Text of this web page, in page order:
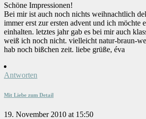
Schöne Impressionen!
Bei mir ist auch noch nichts weihnachtlich
immer erst zur ersten advent und ich möchte
einhalten. letztes jahr gab es bei mir auch
weiß ich noch nicht. vielleicht natur-braun-
hab noch bißchen zeit. liebe grüße, éva
Antworten
Mit Liebe zum Detail
19. November 2010 at 15:50